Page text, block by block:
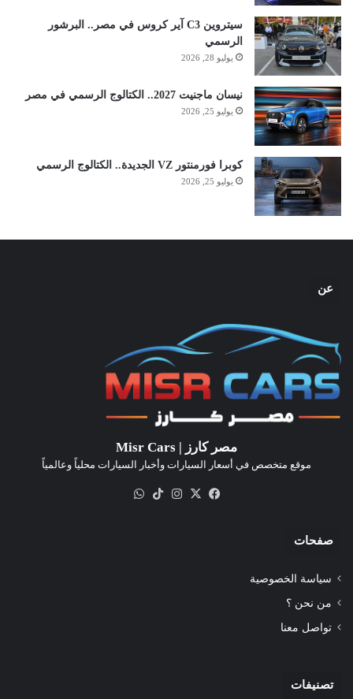
سيتروين C3 آير كروس في مصر.. البرشور
الرسمي
يوليو 28, 2026
نيسان ماجنيت 2027.. الكتالوج الرسمي في مصر
يوليو 25, 2026
كوبرا فورمنتور VZ الجديدة.. الكتالوج الرسمي
يوليو 25, 2026
عن
مصر كارز | Misr Cars
موقع متخصص في أسعار السيارات وأخبار السيارات محلياً وعالمياً
فيسبوك
‫X انستقرام‫TikTok
صفحات
سياسة الخصوصية
من نحن ؟
تواصل معنا
تصنيفات